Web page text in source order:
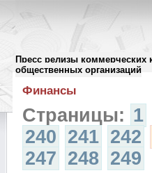
Пресс релизы коммерческих
общественных организаций
Архив пресс-релизов//
Финансы
Страницы: 1
240 241 242
247 248 249